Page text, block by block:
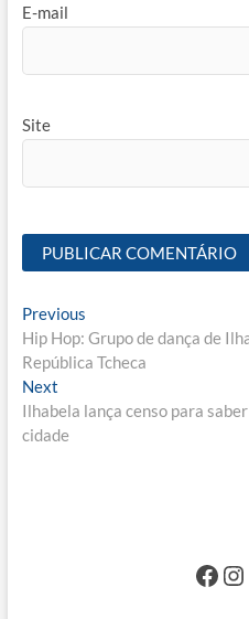
E-mail
Site
Navegação
de
Post
PreviousPrevious
post:
Hip Hop: Grupo de dança de
República Tcheca
NextNext
post:
Ilhabela lança censo para
cidade